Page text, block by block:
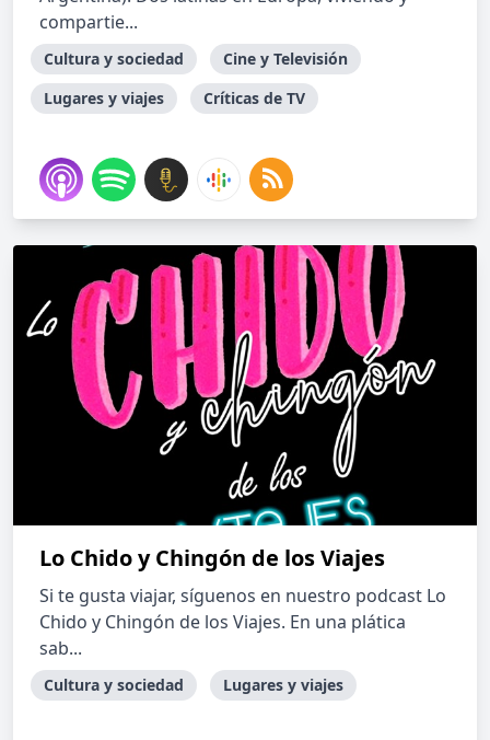
compartie...
Cultura y sociedad
Cine y Televisión
Lugares y viajes
Críticas de TV
Lo Chido y Chingón de los Viajes
Si te gusta viajar, síguenos en nuestro podcast Lo
Chido y Chingón de los Viajes. En una plática
sab...
Cultura y sociedad Lugares y viajes